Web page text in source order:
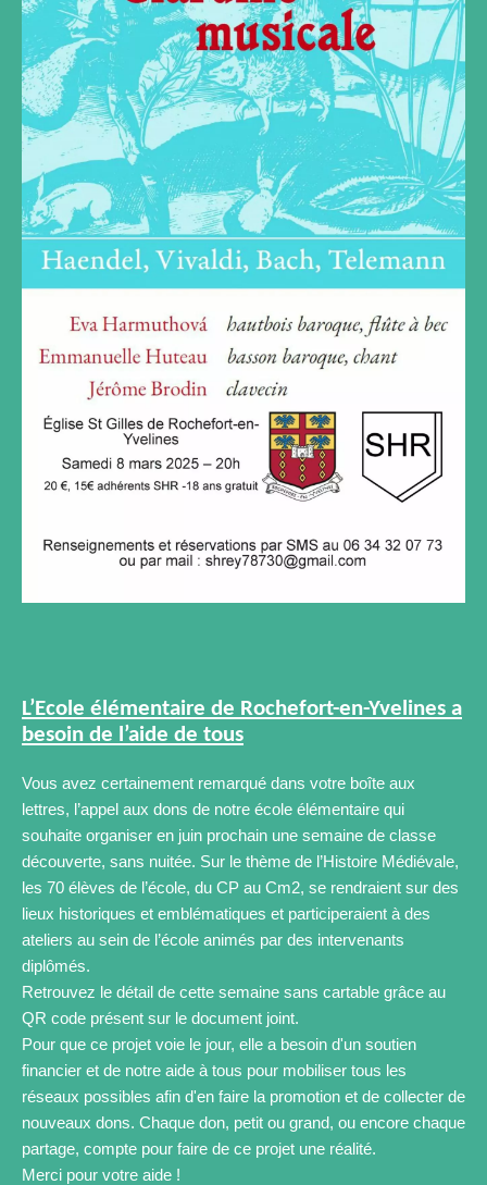
L’Ecole élémentaire de Rochefort-en-Yvelines a
besoin de l’aide de tous
Vous avez certainement remarqué dans votre boîte aux
lettres, l’appel aux dons de notre école élémentaire qui
souhaite organiser en juin prochain une semaine de classe
découverte, sans nuitée. Sur le thème de l’Histoire Médiévale,
les 70 élèves de l’école, du CP au Cm2, se rendraient sur des
lieux historiques et emblématiques et participeraient à des
ateliers au sein de l’école animés par des intervenants
diplômés.
Retrouvez le détail de cette semaine sans cartable grâce au
QR code présent sur le document joint.
Pour que ce projet voie le jour, elle a besoin d'un soutien
financier et de notre aide à tous pour mobiliser tous les
réseaux possibles afin d'en faire la promotion et de collecter de
nouveaux dons. Chaque don, petit ou grand, ou encore chaque
partage, compte pour faire de ce projet une réalité.
Merci pour votre aide !